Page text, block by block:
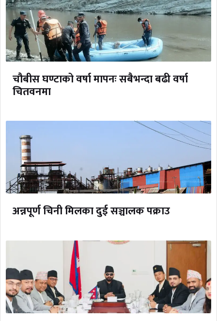
चौबीस घण्टाको वर्षा मापनः सबैभन्दा बढी वर्षा
चितवनमा
अन्नपूर्ण चिनी मिलका दुई सञ्चालक पक्राउ